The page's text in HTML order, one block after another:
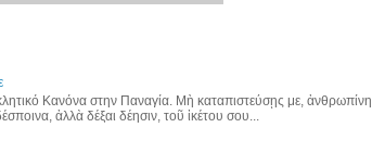
Κανόνα στην Παναγία. Μὴ καταπιστεύσῃς με, ἀνθρωπίνη
ἀλλὰ δέξαι δέησιν, τοῦ ἱκέτου σου...